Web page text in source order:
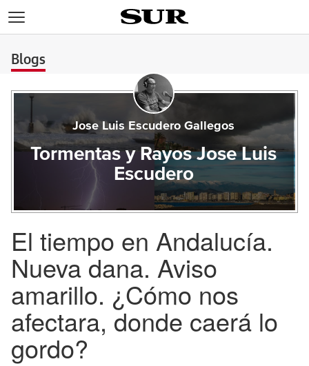
Blogs
Jose Luis Escudero Gallegos
Tormentas y Rayos Jose Luis
Escudero
El tiempo en Andalucía.
Nueva dana. Aviso
amarillo. ¿Cómo nos
afectara, donde caerá lo
gordo?